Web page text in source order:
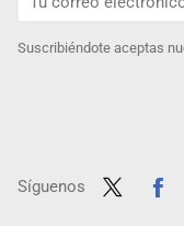
Suscribiéndote aceptas
Síguenos